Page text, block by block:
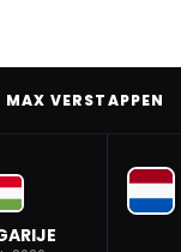
MAX VERSTAPPEN